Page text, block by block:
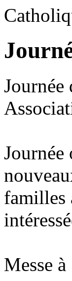
Journée
Journée
familles
Messe